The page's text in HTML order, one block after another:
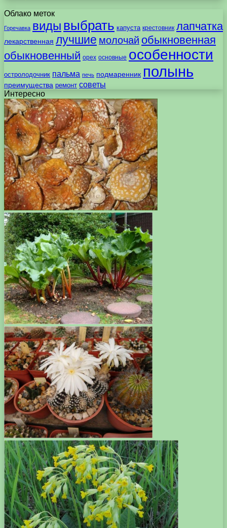
Облако меток
Горечавка виды выбрать капуста крестовник лапчатка
лекарственная лучшие молочай обыкновенная
обыкновенный орех основные особенности
остролодочник пальма печь подмаренник полынь
преимущества ремонт советы
Интересно